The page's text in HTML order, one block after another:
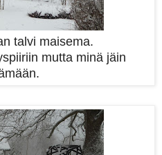
talvi maisema.
mutta minä jäin